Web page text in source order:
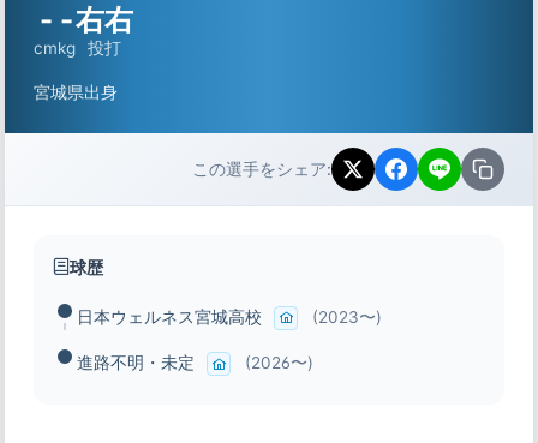
-
cm
-
kg
右右
投打
宮城県出身
この選手をシェア:
球歴
日本ウェルネス宮城高校 (2023〜)
進路不明・未定 (2026〜)